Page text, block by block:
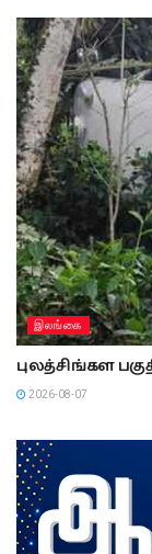
இலங்கை
புலத்சிங்கள
2026-08-07